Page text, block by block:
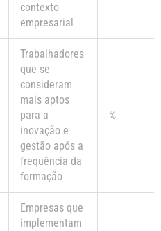
contexto
empresarial
Trabalhadores
que se
consideram
mais aptos
para a
inovação e
gestão após a
frequência da
formação
%
Empresas que
implementam